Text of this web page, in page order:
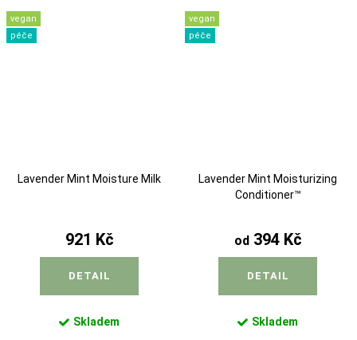
vegan
péče
Lavender Mint Moisture Milk
921 Kč
DETAIL
Skladem
vegan
péče
Lavender Mint Moisturizing
Conditioner™
od394 Kč
DETAIL
Skladem